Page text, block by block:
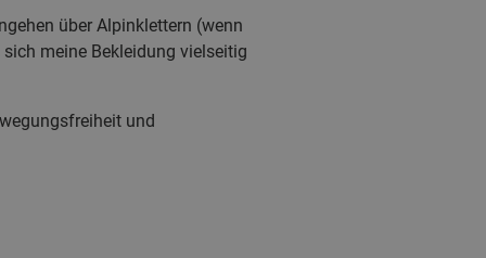
über Alpinklettern (wenn
meine Bekleidung vielseitig
und